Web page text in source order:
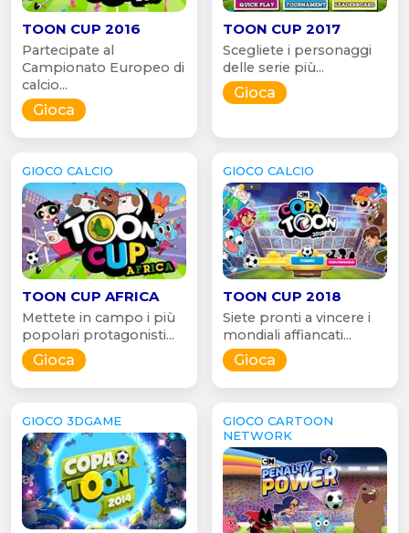
TOON CUP 2016
Partecipate al
Campionato Europeo di
calcio...
Gioca
TOON CUP 2017
Scegliete i personaggi
delle serie più...
Gioca
GIOCO CALCIO
TOON CUP AFRICA
Mettete in campo i più
popolari protagonisti...
Gioca
GIOCO CALCIO
TOON CUP 2018
Siete pronti a vincere i
mondiali affiancati...
Gioca
GIOCO 3DGAME
GIOCO CARTOON
NETWORK